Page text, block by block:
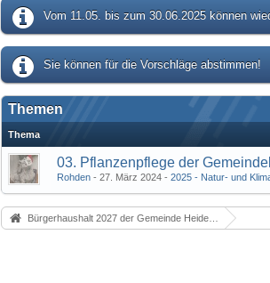
Vom 11.05. bis zum 30.06.2025 können
Sie können für die Vorschläge abstimmen!
Themen
Thema
03. Pflanzenpflege der
Rohden 27. März 2024 2025 - Natur- und
Bürgerhaushalt 2027 der Gemeinde Heidenrod